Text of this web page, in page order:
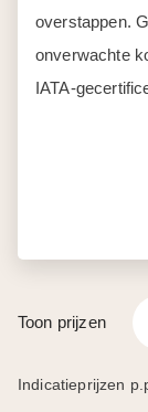
overstappen.
onverwachte
IATA-
Toon prijzen
Indicatieprijzen